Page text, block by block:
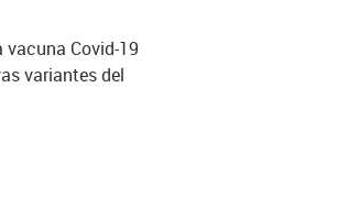
Covid-19
variantes del